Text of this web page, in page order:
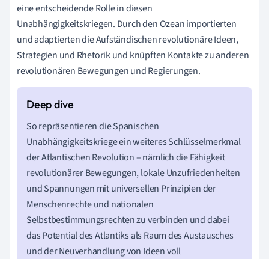
eine entscheidende Rolle in diesen
Unabhängigkeitskriegen. Durch den Ozean importierten
und adaptierten die Aufständischen revolutionäre Ideen,
Strategien und Rhetorik und knüpften Kontakte zu anderen
revolutionären Bewegungen und Regierungen.
So repräsentieren die Spanischen
Unabhängigkeitskriege ein weiteres Schlüsselmerkmal
der Atlantischen Revolution – nämlich die Fähigkeit
revolutionärer Bewegungen, lokale Unzufriedenheiten
und Spannungen mit universellen Prinzipien der
Menschenrechte und nationalen
Selbstbestimmungsrechten zu verbinden und dabei
das Potential des Atlantiks als Raum des Austausches
und der Neuverhandlung von Ideen voll